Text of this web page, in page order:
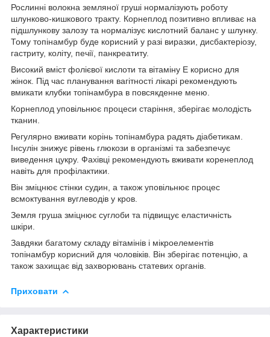
Рослинні волокна земляної груші нормалізують роботу
шлунково-кишкового тракту. Корнеплод позитивно впливає на
підшлункову залозу та нормалізує кислотний баланс у шлунку.
Тому топінамбур буде корисний у разі виразки, дисбактеріозу,
гастриту, коліту, печії, панкреатиту.
Високий вміст фолієвої кислоти та вітаміну Е корисно для
жінок. Під час планування вагітності лікарі рекомендують
вмикати клубки топінамбура в повсякденне меню.
Корнеплод уповільнює процеси старіння, зберігає молодість
тканин.
Регулярно вживати корінь топінамбура радять діабетикам.
Інсулін знижує рівень глюкози в організмі та забезпечує
виведення цукру. Фахівці рекомендують вживати коренеплод
навіть для профілактики.
Він зміцнює стінки судин, а також уповільнює процес
всмоктування вуглеводів у кров.
Земля груша зміцнює суглоби та підвищує еластичність
шкіри.
Завдяки багатому складу вітамінів і мікроелементів
топінамбур корисний для чоловіків. Він зберігає потенцію, а
також захищає від захворювань статевих органів.
Приховати
Характеристики